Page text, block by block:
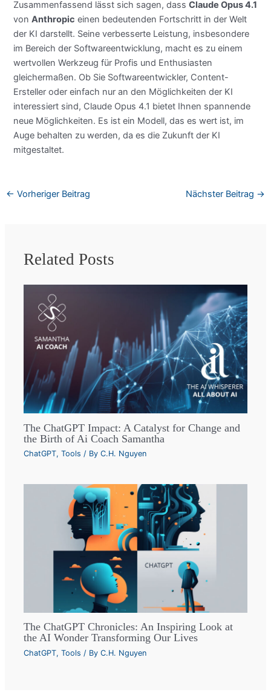
Zusammenfassend lässt sich sagen, dassClaude Opus 4.1
vonAnthropic einen bedeutenden Fortschritt in der Welt
der KI darstellt. Seine verbesserte Leistung, insbesondere
im Bereich der Softwareentwicklung, macht es zu einem
wertvollen Werkzeug für Profis und Enthusiasten
gleichermaßen. Ob Sie Softwareentwickler, Content-
Ersteller oder einfach nur an den Möglichkeiten der KI
interessiert sind, Claude Opus 4.1 bietet Ihnen spannende
neue Möglichkeiten. Es ist ein Modell, das es wert ist, im
Auge behalten zu werden, da es die Zukunft der KI
mitgestaltet.
← Vorheriger Beitrag Nächster Beitrag →
Related Posts
The ChatGPT Impact: A Catalyst for Change and
the Birth of Ai Coach Samantha
ChatGPT,Tools / ByC.H. Nguyen
The ChatGPT Chronicles: An Inspiring Look at
the AI Wonder Transforming Our Lives
ChatGPT,Tools / ByC.H. Nguyen